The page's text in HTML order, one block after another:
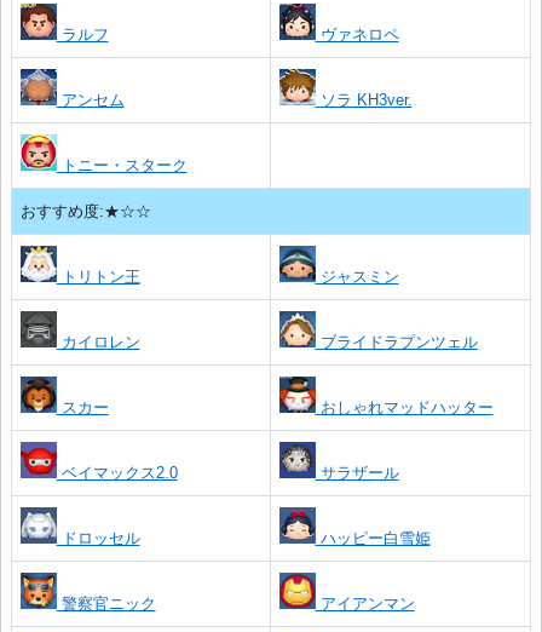
ラルフ ヴァネロペ
アンセム ソラ KH3ver.
トニー・スターク
おすすめ度:★☆☆
トリトン王 ジャスミン
カイロレン ブライドラプンツェル
スカー おしゃれマッドハッター
ベイマックス2.0 サラザール
ドロッセル ハッピー白雪姫
警察官ニック アイアンマン